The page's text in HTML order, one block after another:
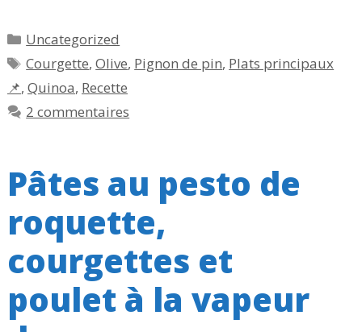
Catégories
Uncategorized
Étiquettes
Courgette,Olive, Pignon de pin, Plats principaux
📌, Quinoa, Recette
2 commentaires
Pâtes au pesto de
roquette,
courgettes et
poulet à la vapeur